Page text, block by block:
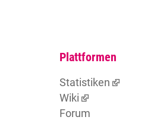
Plattformen
Statistiken
Wiki
Forum